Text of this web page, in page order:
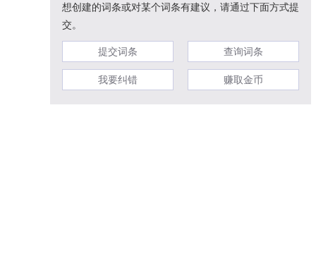
想创建的词条或对某个词条有建议，请通过下面方式提
交。
提交词条 查询词条
我要纠错 赚取金币